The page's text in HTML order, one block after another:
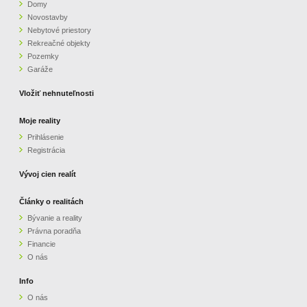
Domy
Novostavby
Nebytové priestory
Rekreačné objekty
Pozemky
Garáže
Vložiť nehnuteľnosti
Moje reality
Prihlásenie
Registrácia
Vývoj cien realít
Články o realitách
Bývanie a reality
Právna poradňa
Financie
O nás
Info
O nás